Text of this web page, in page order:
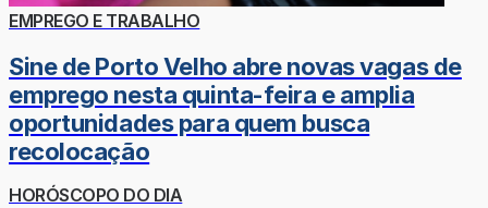
EMPREGO E TRABALHO
Sine de Porto Velho abre novas vagas de
emprego nesta quinta-feira e amplia
oportunidades para quem busca
recolocação
HORÓSCOPO DO DIA